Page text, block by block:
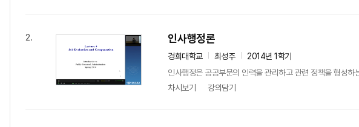
2. 인사행정론
경희대학교 최성주
2014년 1학기
인사행정은 공공부문의 인력을 관리하고 관련 정책을 형성
차시보기
강의담기